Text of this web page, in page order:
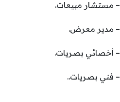
– مستشار مبيعات.
– مدير معرض.
– أخصائي بصريات.
– فني بصريات..